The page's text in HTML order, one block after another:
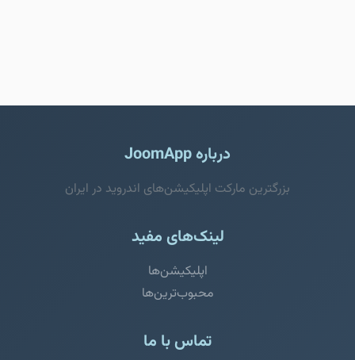
درباره JoomApp
بزرگترین مارکت اپلیکیشن‌های اندروید در ایران
لینک‌های مفید
اپلیکیشن‌ها
محبوب‌ترین‌ها
تماس با ما